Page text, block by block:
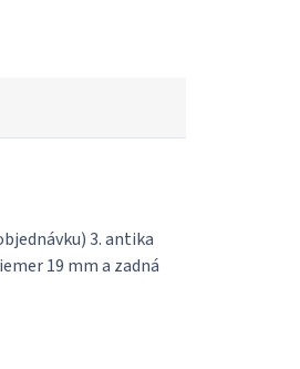
3. antika
19 mm a zadná